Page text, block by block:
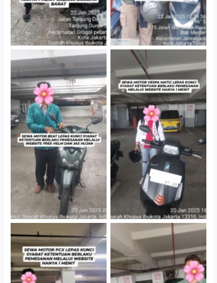
Cityplaza Jatinegara
Gedung Parkir P6A
Cityplaza Jatinegara
Gedung Parkir P6A